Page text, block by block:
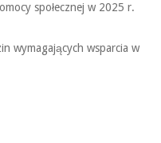
społecznej w 2025 r.
wsparcia w